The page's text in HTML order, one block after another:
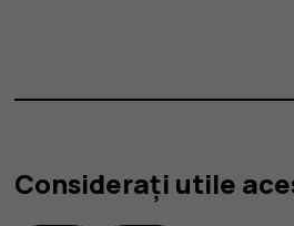
Considerați utile